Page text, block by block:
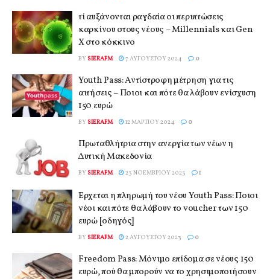
τί αυξάνονται ραγδαία οι περιπτώσεις
καρκίνου στους νέους – Millennials και Gen
X στο κόκκινο
BY SIERAFM 7 ΑΥΓΟΎΣΤΟΥ 2024 0
Youth Pass: Αντίστροφη μέτρηση για τις
αιτήσεις – Ποιοι και πότε θα λάβουν ενίσχυση
150 ευρώ
BY SIERAFM 12 ΜΑΡΤΊΟΥ 2024 0
Πρωταθλήτρια στην ανεργία των νέων η
Δυτική Μακεδονία
BY SIERAFM 23 ΝΟΕΜΒΡΊΟΥ 2023 1
Έρχεται η πληρωμή του νέου Youth Pass: Ποιοι
νέοι και πότε θα λάβουν το voucher των 150
ευρώ [οδηγός]
BY SIERAFM 2 ΑΥΓΟΎΣΤΟΥ 2023 0
Freedom Pass: Μόνιμο επίδομα σε νέους 150
ευρώ, πού θα μπορούν να το χρησιμοποιήσουν